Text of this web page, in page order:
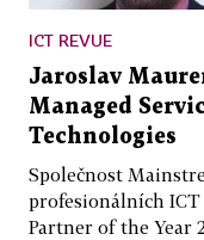
ICT REVUE
Jaroslav
Managed
Technologies
Společnost
profesionálních
Partner of the Year